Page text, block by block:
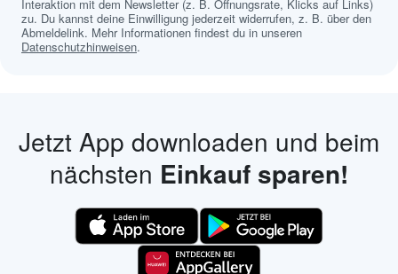
Interaktion mit dem Newsletter (z. B. Öffnungsrate, Klicks auf Links)
zu. Du kannst deine Einwilligung jederzeit widerrufen, z. B. über den
Abmeldelink. Mehr Informationen findest du in unseren
Datenschutzhinweisen.
Jetzt App downloaden und beim
nächsten Einkauf sparen!